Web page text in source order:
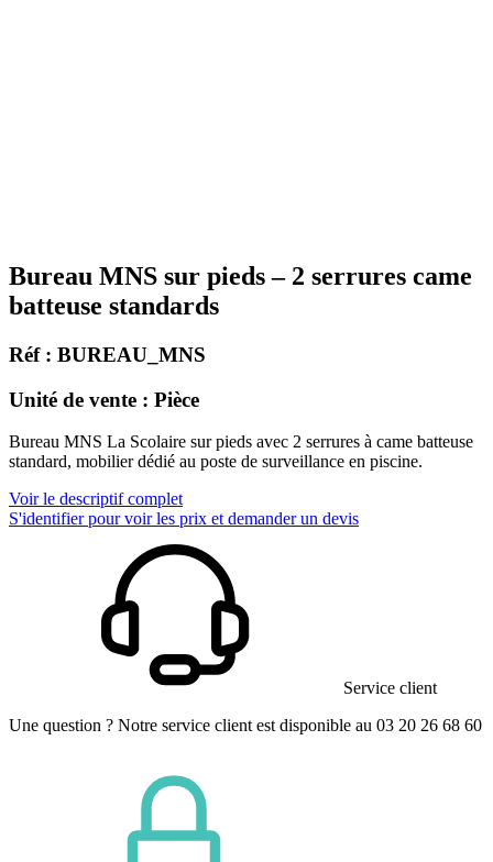
Bureau MNS sur pieds – 2 serrures came
batteuse standards
Réf : BUREAU_MNS
Unité de vente : Pièce
Bureau MNS La Scolaire sur pieds avec 2 serrures à came batteuse
standard, mobilier dédié au poste de surveillance en piscine.
Voir le descriptif complet
S'identifier pour voir les prix et demander un devis
Service client
Une question ? Notre service client est disponible au 03 20 26 68 60